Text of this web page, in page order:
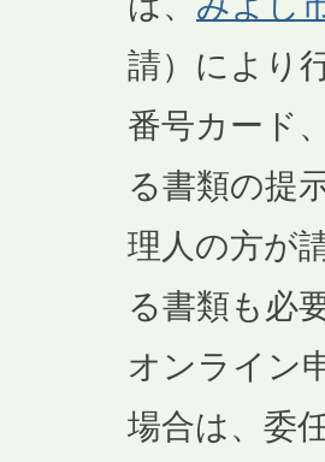
請）により
番号カード
る書類の提
理人の方が
る書類も必
オンライン
場合は、委